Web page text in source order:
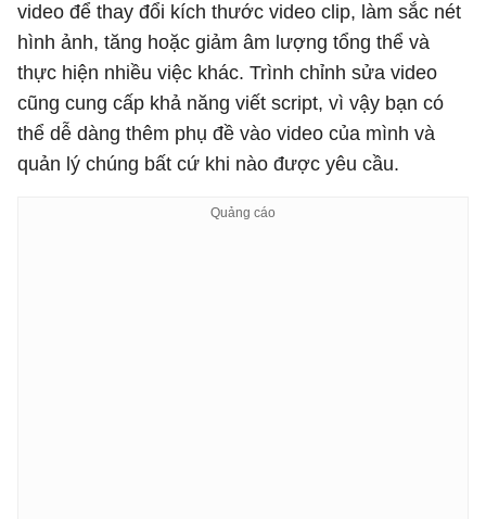
video để thay đổi kích thước video clip, làm sắc nét
hình ảnh, tăng hoặc giảm âm lượng tổng thể và
thực hiện nhiều việc khác. Trình chỉnh sửa video
cũng cung cấp khả năng viết script, vì vậy bạn có
thể dễ dàng thêm phụ đề vào video của mình và
quản lý chúng bất cứ khi nào được yêu cầu.